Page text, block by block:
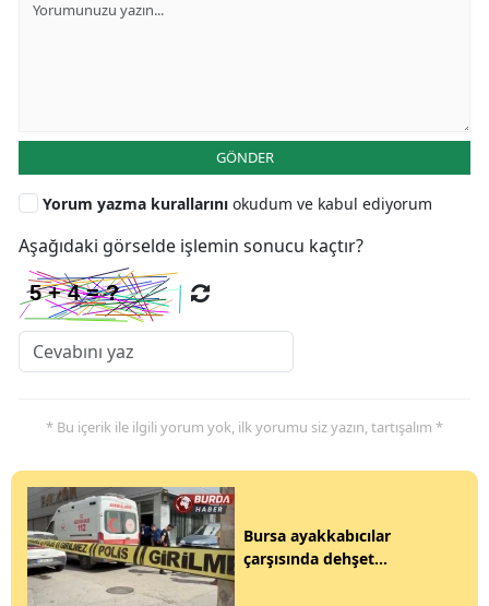
GÖNDER
Yorum yazma kurallarını okudum ve kabul ediyorum
Aşağıdaki görselde işlemin sonucu kaçtır?
* Bu içerik ile ilgili yorum yok, ilk yorumu siz yazın, tartışalım *
Bursa ayakkabıcılar
çarşısında dehşet...